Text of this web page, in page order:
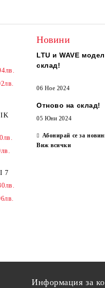
7
Новини
LTU и WAVE
склад!
06 Ное 2024
Отново на склад!
05 Юни 2024
Абонирай се за
Виж всички
Информация за